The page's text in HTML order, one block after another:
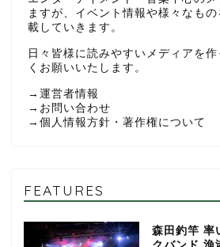
ますが、イベント情報や様々なも
載していきます。
日々皆様に読みやすいメディアを
くお願いいたします。
→ 運営者情報
→ お問い合わせ
→ 個人情報方針・著作権について
FEATURES
森田釣竿 率